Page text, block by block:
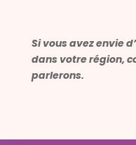
Si vous avez envie
dans votre région,
parlerons.